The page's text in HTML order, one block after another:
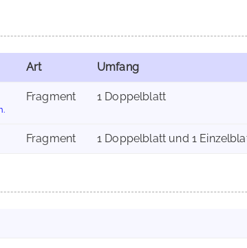
Art Umfang
Fragment 1 Doppelblatt
Fragment 1 Doppelblatt und 1